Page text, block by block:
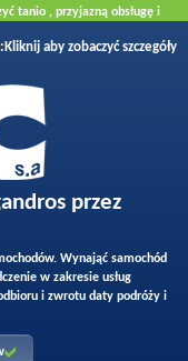
tanio , przyjazną obsługę i
Kliknij aby zobaczyć szczegóły
przez
Wynająć samochód
w zakresie usług
i zwrotu daty podróży i